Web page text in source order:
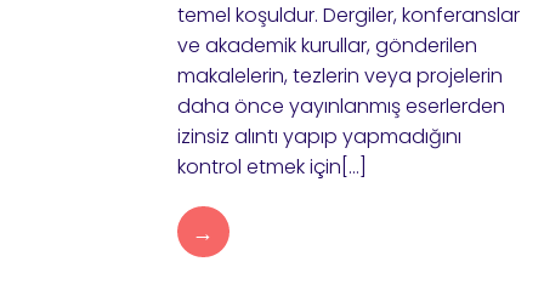
temel koşuldur. Dergiler, konferanslar
ve akademik kurullar, gönderilen
makalelerin, tezlerin veya projelerin
daha önce yayınlanmış eserlerden
izinsiz alıntı yapıp yapmadığını
kontrol etmek için[…]
→